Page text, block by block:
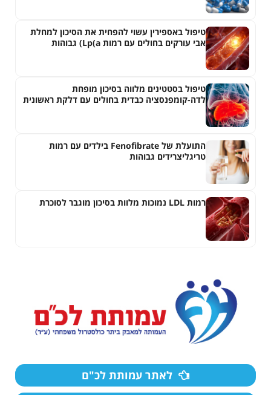
טיפול באספירין עשוי להפחית את הסיכון למחלת
אבי עורקים בחולים עם רמות Lp(a) גבוהות
טיפול בסטטינים מלווה בסיכון מופחת
לדה-קומפנסציה כבדית בחולים עם דלקת ראשונית
התועלת של Fenofibrate בילדים עם רמות
טריגליצרידים גבוהות
רמות LDL נמוכות מלוות בסיכון מוגבר לסוכרת
לאתר עמותת לכ"ם